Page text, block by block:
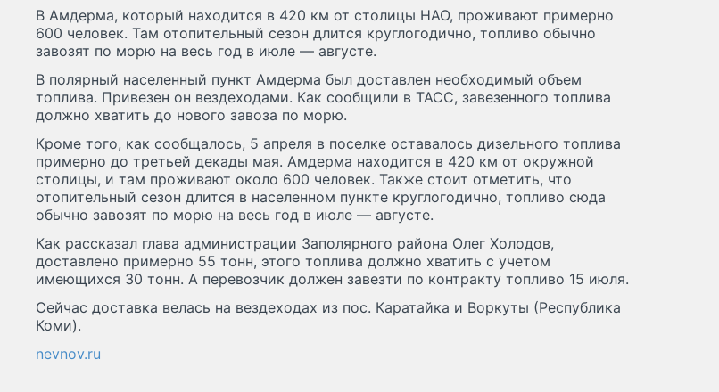
В Амдерма, который находится в 420 км от столицы НАО, проживают примерно
600 человек. Там отопительный сезон длится круглогодично, топливо обычно
завозят по морю на весь год в июле — августе.
В полярный населенный пункт Амдерма был доставлен необходимый объем
топлива. Привезен он вездеходами. Как сообщили в ТАСС, завезенного топлива
должно хватить до нового завоза по морю.
Кроме того, как сообщалось, 5 апреля в поселке оставалось дизельного топлива
примерно до третьей декады мая. Амдерма находится в 420 км от окружной
столицы, и там проживают около 600 человек. Также стоит отметить, что
отопительный сезон длится в населенном пункте круглогодично, топливо сюда
обычно завозят по морю на весь год в июле — августе.
Как рассказал глава администрации Заполярного района Олег Холодов,
доставлено примерно 55 тонн, этого топлива должно хватить с учетом
имеющихся 30 тонн. А перевозчик должен завезти по контракту топливо 15 июля.
Сейчас доставка велась на вездеходах из пос. Каратайка и Воркуты (Республика
Коми).
nevnov.ru